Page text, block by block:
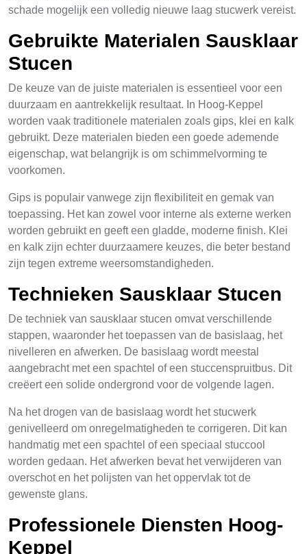
schade mogelijk een volledig nieuwe laag stucwerk vereist.
Gebruikte Materialen Sausklaar
Stucen
De keuze van de juiste materialen is essentieel voor een
duurzaam en aantrekkelijk resultaat. In Hoog-Keppel
worden vaak traditionele materialen zoals gips, klei en kalk
gebruikt. Deze materialen bieden een goede ademende
eigenschap, wat belangrijk is om schimmelvorming te
voorkomen.
Gips is populair vanwege zijn flexibiliteit en gemak van
toepassing. Het kan zowel voor interne als externe werken
worden gebruikt en geeft een gladde, moderne finish. Klei
en kalk zijn echter duurzaamere keuzes, die beter bestand
zijn tegen extreme weersomstandigheden.
Technieken Sausklaar Stucen
De techniek van sausklaar stucen omvat verschillende
stappen, waaronder het toepassen van de basislaag, het
nivelleren en afwerken. De basislaag wordt meestal
aangebracht met een spachtel of een stuccenspruitbus. Dit
creëert een solide ondergrond voor de volgende lagen.
Na het drogen van de basislaag wordt het stucwerk
genivelleerd om onregelmatigheden te corrigeren. Dit kan
handmatig met een spachtel of een speciaal stuccool
worden gedaan. Het afwerken bevat het verwijderen van
overschot en het polijsten van het oppervlak tot de
gewenste glans.
Professionele Diensten Hoog-
Keppel